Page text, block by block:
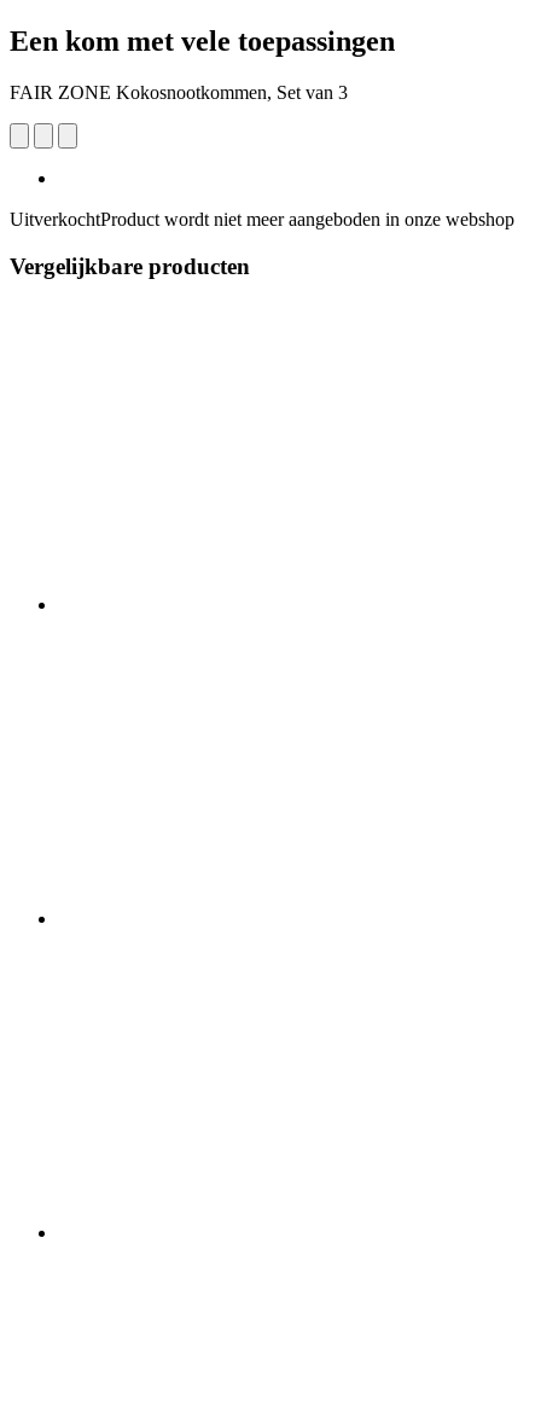
Een kom met vele toepassingen
FAIR ZONE Kokosnootkommen, Set van 3
UitverkochtProduct wordt niet meer aangeboden in onze webshop
Vergelijkbare producten